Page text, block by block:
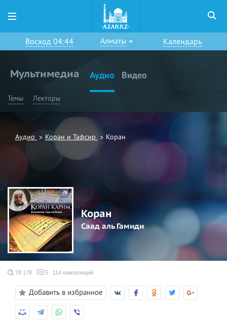
Восход 04:44 Алматы Календарь
Мультимедиа Аудио Видео
Темы Лекторы
Аудио Коран и Тафсир Коран
Коран
Саад аль Гамиди
78 178 5 114 композиций
Добавить в избранное